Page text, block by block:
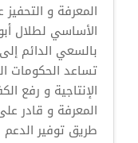
المعرفة و
الأساسي لطلال
بالسعي الدائم
تساعد الحكومات
الإنتاجية و رفع
المعرفة و قادر
طريق توفير